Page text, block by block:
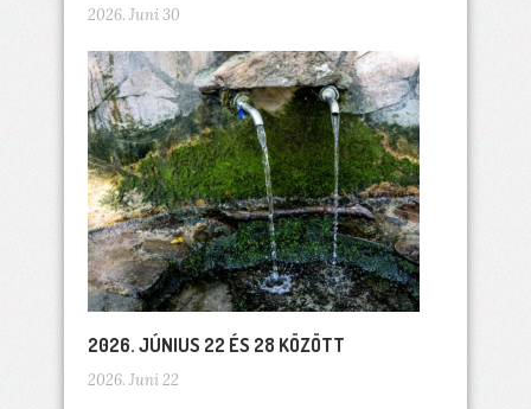
2026. Juni 30
2026. JÚNIUS 22 ÉS 28 KÖZÖTT
2026. Juni 22